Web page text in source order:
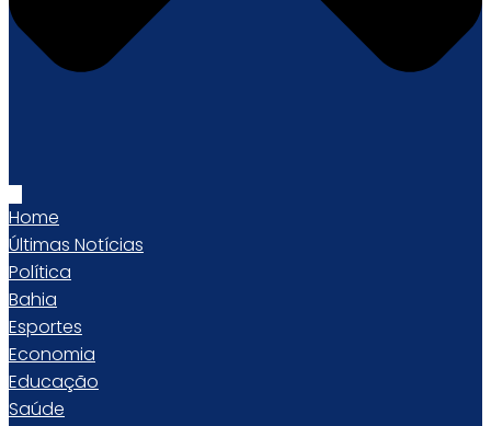
Home
Últimas Notícias
Política
Bahia
Esportes
Economia
Educação
Saúde